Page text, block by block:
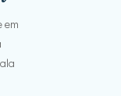
em